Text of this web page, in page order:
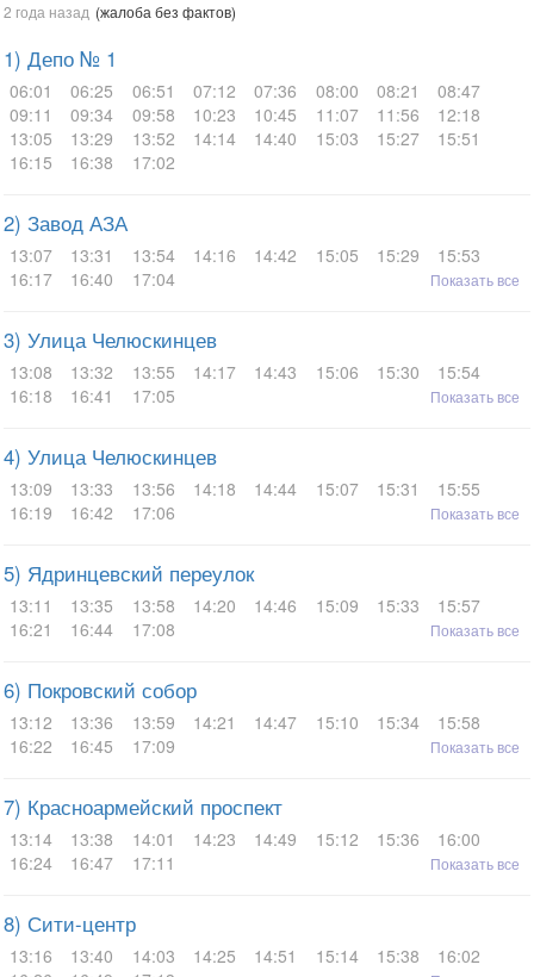
2 года назад (жалоба без фактов)
1) Депо № 1
06:01 06:25 06:51 07:12 07:36 08:00 08:21
08:47
09:11
09:34 09:58 10:23 10:45 11:07 11:56
12:18
13:05
13:29 13:52 14:14 14:40 15:03 15:27
15:51
16:15
16:38 17:02
2) Завод АЗА
13:07 13:31 13:54 14:16 14:42 15:05 15:29
15:53
16:17
16:40 17:04 Показать все
3) Улица Челюскинцев
13:08 13:32 13:55 14:17 14:43 15:06 15:30
15:54
16:18
16:41 17:05 Показать все
4) Улица Челюскинцев
13:09 13:33 13:56 14:18 14:44 15:07 15:31
15:55
16:19
16:42 17:06 Показать все
5) Ядринцевский переулок
13:11 13:35 13:58 14:20 14:46 15:09 15:33
15:57
16:21
16:44 17:08 Показать все
6) Покровский собор
13:12 13:36 13:59 14:21 14:47 15:10 15:34
15:58
16:22
16:45 17:09 Показать все
7) Красноармейский проспект
13:14 13:38 14:01 14:23 14:49 15:12 15:36
16:00
16:24
16:47 17:11 Показать все
8) Сити-центр
13:16 13:40 14:03 14:25 14:51 15:14 15:38
16:02